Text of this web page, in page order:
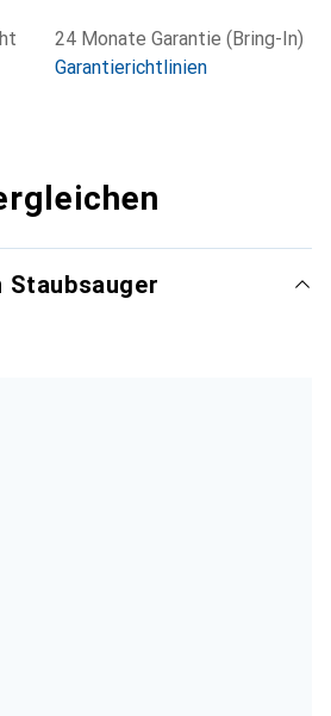
24 Monate Garantie (Bring-In)
Garantierichtlinien